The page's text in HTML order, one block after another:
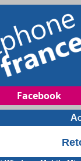
Facebook